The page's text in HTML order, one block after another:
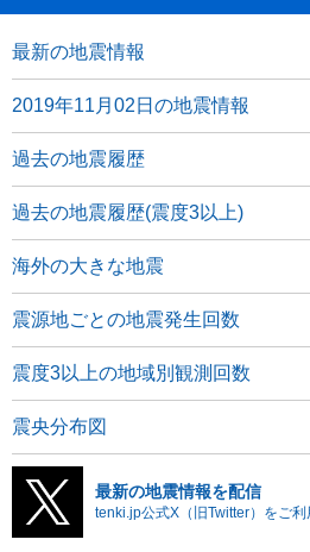
最新の地震情報
2019年11月02日の地震情報
過去の地震履歴
過去の地震履歴(震度3以上)
海外の大きな地震
震源地ごとの地震発生回数
震度3以上の地域別観測回数
震央分布図
最新の地震情報を配信
tenki.jp公式X（旧Twitter）をご利